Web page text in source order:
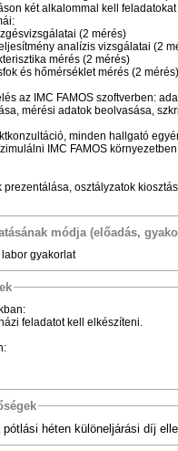
két alkalommal kell
(2 mérés)
analízis vizsgálatai (2
mérés (2 mérés)
és hőmérséklet mérés (2 mérés)
az IMC FAMOS szoftverben:
mérési adatok beolvasása,
minden hallgató
IMC FAMOS
prezentálása, osztályzatok
módja (előadás,
gyakorlat
feladatot kell elkészíteni.
héten különeljárási díj